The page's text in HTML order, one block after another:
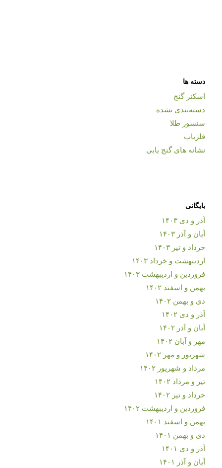
دسته ها
اسکنر گنج
دسته‌بندی نشده
سنسور طلا
فلزیاب
نشانه های گنج یابی
بایگانی
آذر و دی ۱۴۰۳
آبان و آذر ۱۴۰۳
خرداد و تیر ۱۴۰۳
اردیبهشت و خرداد ۱۴۰۳
فروردین و اردیبهشت ۱۴۰۳
بهمن و اسفند ۱۴۰۲
دی و بهمن ۱۴۰۲
آذر و دی ۱۴۰۲
آبان و آذر ۱۴۰۲
مهر و آبان ۱۴۰۲
شهریور و مهر ۱۴۰۲
مرداد و شهریور ۱۴۰۲
تیر و مرداد ۱۴۰۲
خرداد و تیر ۱۴۰۲
فروردین و اردیبهشت ۱۴۰۲
بهمن و اسفند ۱۴۰۱
دی و بهمن ۱۴۰۱
آذر و دی ۱۴۰۱
آبان و آذر ۱۴۰۱